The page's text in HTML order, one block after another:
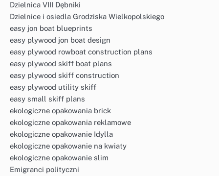
Dzielnica VIII Dębniki
Dzielnice i osiedla Grodziska Wielkopolskiego
easy jon boat blueprints
easy plywood jon boat design
easy plywood rowboat construction plans
easy plywood skiff boat plans
easy plywood skiff construction
easy plywood utility skiff
easy small skiff plans
ekologiczne opakowania brick
ekologiczne opakowania reklamowe
ekologiczne opakowanie Idylla
ekologiczne opakowanie na kwiaty
ekologiczne opakowanie slim
Emigranci polityczni